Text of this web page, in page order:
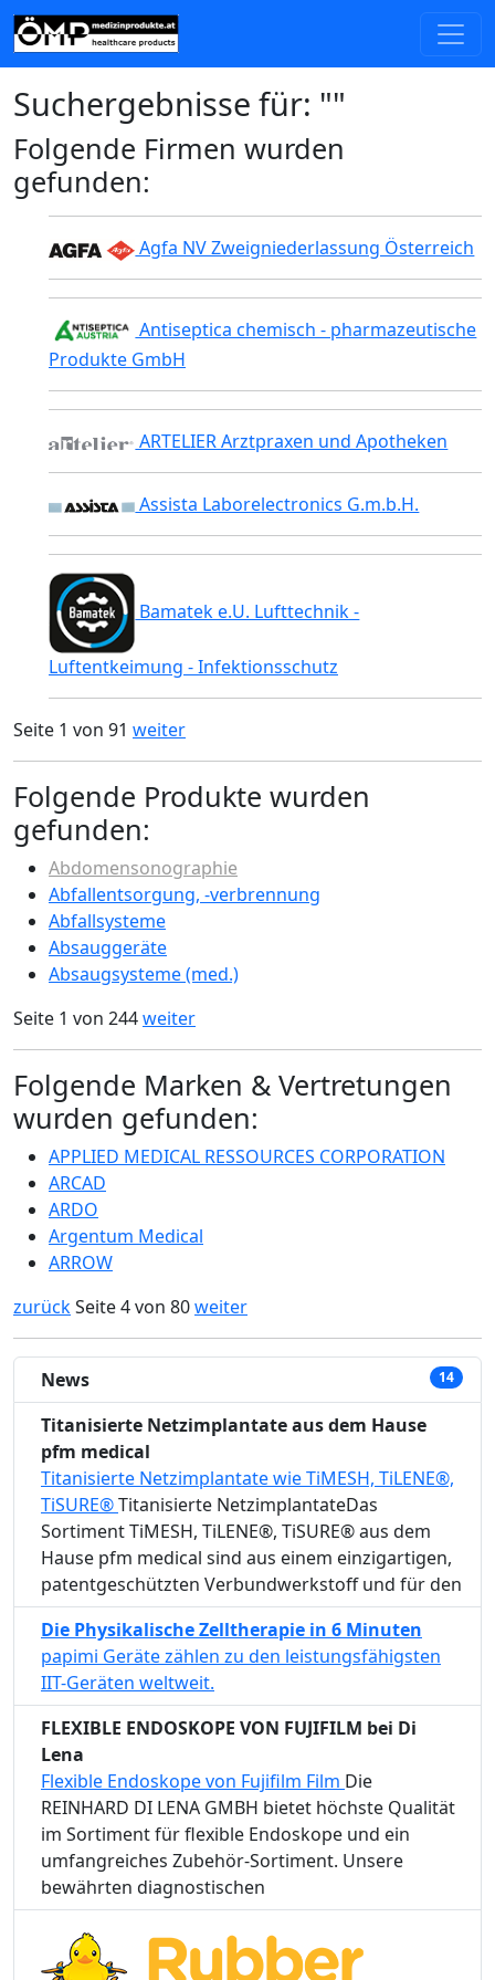
Suchergebnisse für: ""
Folgende Firmen wurden
gefunden:
Agfa NV Zweigniederlassung Österreich
Antiseptica chemisch - pharmazeutische
Produkte GmbH
ARTELIER Arztpraxen und Apotheken
Assista Laborelectronics G.m.b.H.
Bamatek e.U. Lufttechnik -
Luftentkeimung - Infektionsschutz
Seite 1 von 91 weiter
Folgende Produkte wurden
gefunden:
Abdomensonographie
Abfallentsorgung, -verbrennung
Abfallsysteme
Absauggeräte
Absaugsysteme (med.)
Seite 1 von 244weiter
Folgende Marken & Vertretungen
wurden gefunden:
APPLIED MEDICAL RESSOURCES CORPORATION
ARCAD
ARDO
Argentum Medical
ARROW
zurückSeite 4 von 80weiter
News 14
Titanisierte Netzimplantate aus dem Hause
pfm medical
Titanisierte Netzimplantate wie TiMESH, TiLENE®,
TiSURE®Titanisierte NetzimplantateDas
Sortiment TiMESH, TiLENE®, TiSURE® aus dem
Hause pfm medical sind aus einem einzigartigen,
patentgeschützten Verbundwerkstoff und für den
Die Physikalische Zelltherapie in 6 Minuten
papimi Geräte zählen zu den leistungsfähigsten
IIT-Geräten weltweit.
FLEXIBLE ENDOSKOPE VON FUJIFILM bei Di
Lena
Flexible Endoskope von Fujifilm Film Die
REINHARD DI LENA GMBH bietet höchste Qualität
im Sortiment für flexible Endoskope und ein
umfangreiches Zubehör-Sortiment. Unsere
bewährten diagnostischen